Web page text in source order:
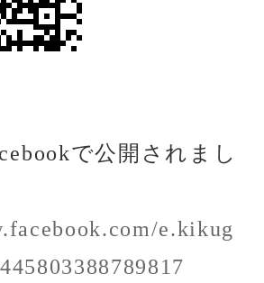
で公開されまし
e.kikug